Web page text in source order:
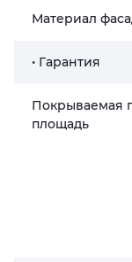
Материал
• Гарантия
Покрываемая
площадь